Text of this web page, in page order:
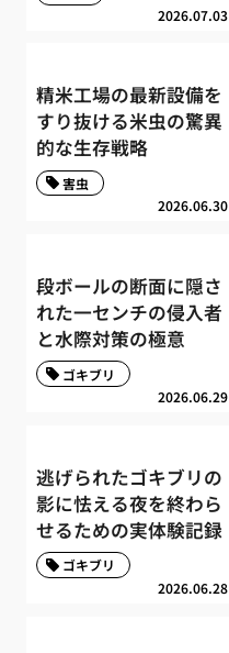
2026.07.03
精米工場の最新設備を
すり抜ける米虫の驚異
的な生存戦略
2026.06.30
害虫
段ボールの断面に隠さ
れた一センチの侵入者
と水際対策の極意
2026.06.29
ゴキブリ
逃げられたゴキブリの
影に怯える夜を終わら
せるための実体験記録
2026.06.28
ゴキブリ